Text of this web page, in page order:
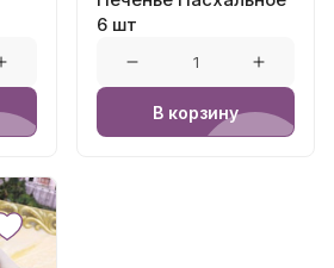
6 шт
В корзину